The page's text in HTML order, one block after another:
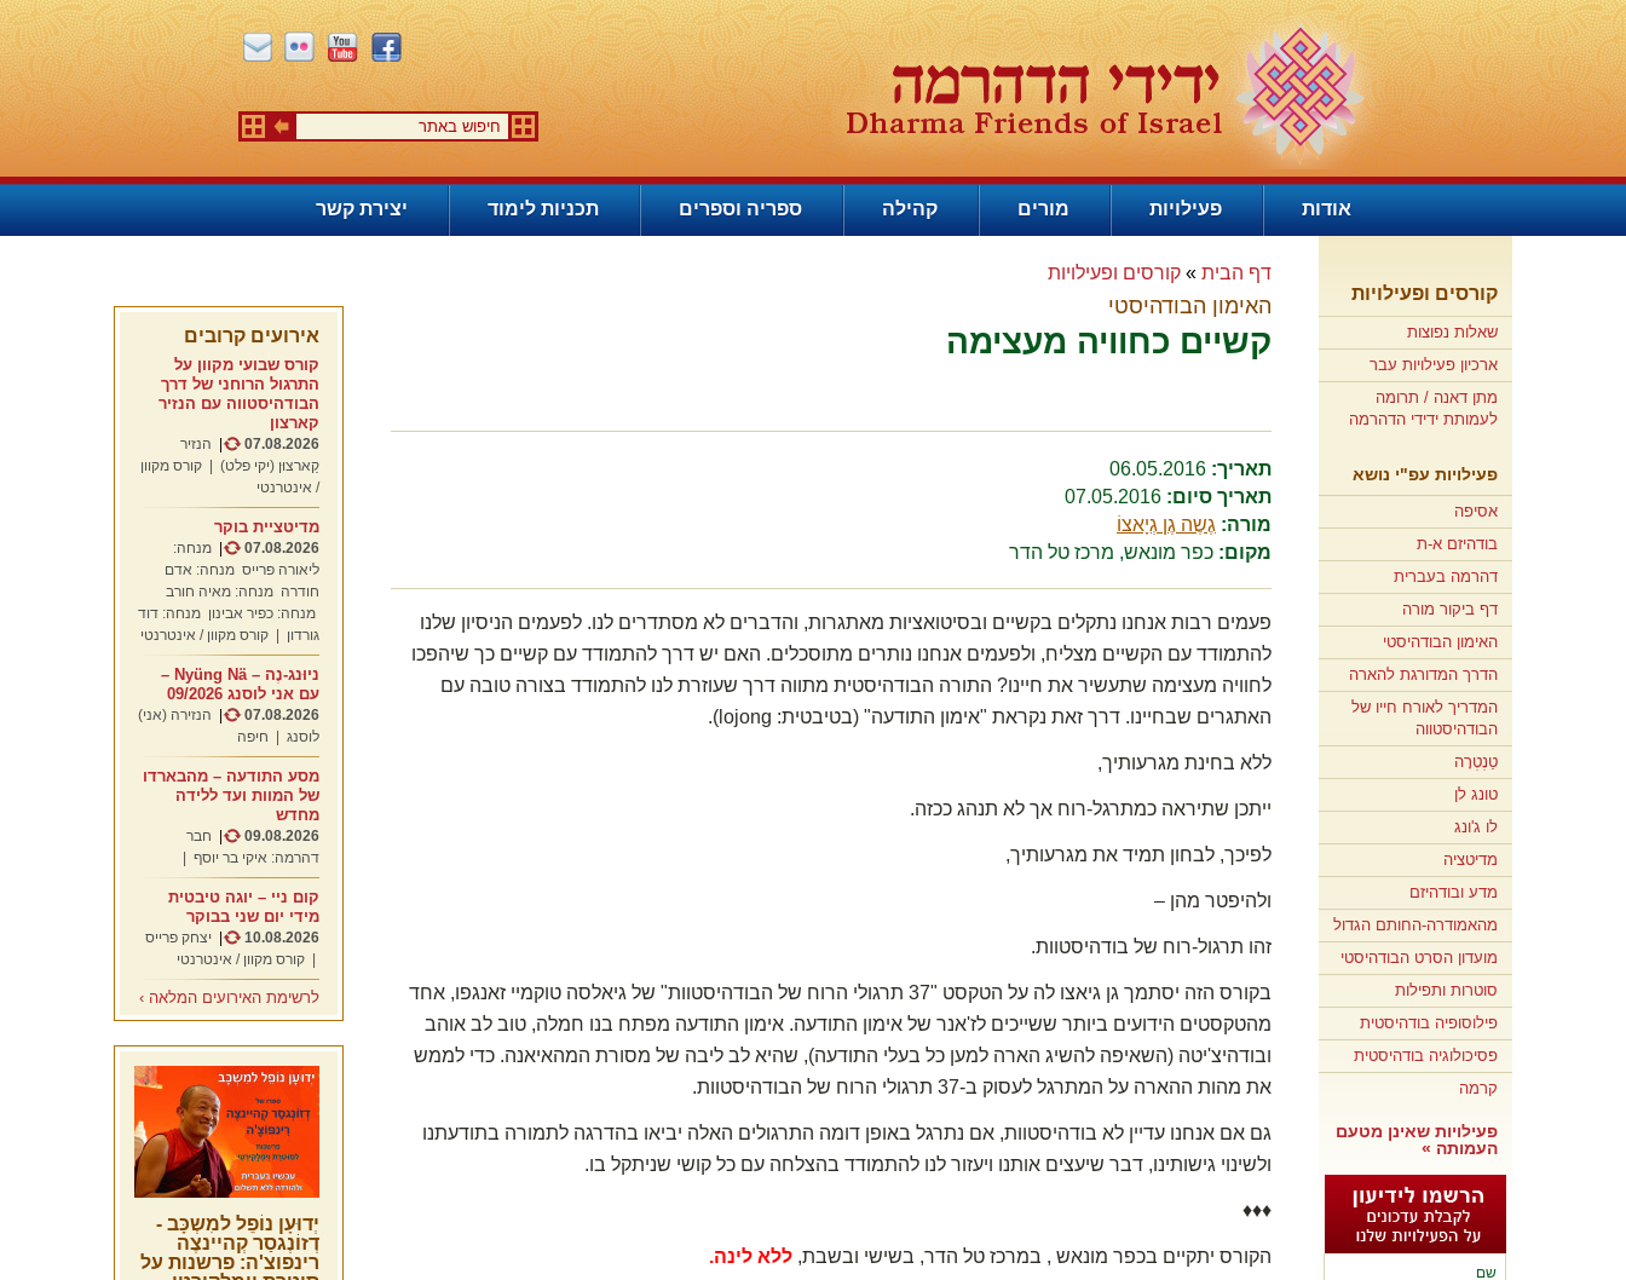
אודות פעילויות מורים קהילה ספריה וספרים תכניות לימוד יצירת קשר
קורסים ופעילויות
שאלות נפוצות
ארכיון פעילויות עבר
מתן דאנה / תרומה
לעמותת ידידי הדהרמה
פעילויות עפ"י נושא
אסיפה
בודהיזם א-ת
דהרמה בעברית
דף ביקור מורה
האימון הבודהיסטי
הדרך המדורגת להארה
המדריך לאורח חייו של
הבודהיסטווה
טַנְטְרָה
טונג לן
לו ג'ונג
מדיטציה
מדע ובודהיזם
מהאמודרה-החותם הגדול
מועדון הסרט הבודהיסטי
סוטרות ותפילות
פילוסופיה בודהיסטית
פסיכולוגיה בודהיסטית
קרמה
פעילויות שאינן מטעם
העמותה »
שם
דף הבית »קורסים ופעילויות
האימון הבודהיסטי
קשיים כחוויה מעצימה
תאריך: 06.05.2016
תאריך סיום: 07.05.2016
מורה: גֶשֶה גֶן גְיָאצוֹ
מקום: כפר מונאש, מרכז טל הדר
פעמים רבות אנחנו נתקלים בקשיים ובסיטואציות מאתגרות, והדברים לא מסתדרים לנו. לפעמים הניסיון שלנו
להתמודד עם הקשיים מצליח, ולפעמים אנחנו נותרים מתוסכלים. האם יש דרך להתמודד עם קשיים כך שיהפכו
לחוויה מעצימה שתעשיר את חיינו? התורה הבודהיסטית מתווה דרך שעוזרת לנו להתמודד בצורה טובה עם
האתגרים שבחיינו. דרך זאת נקראת "אימון התודעה" (בטיבטית: lojong).
ללא בחינת מגרעותיך,
ייתכן שתיראה כמתרגל-רוח אך לא תנהג ככזה.
לפיכך, לבחון תמיד את מגרעותיך,
ולהיפטר מהן –
זהו תרגול-רוח של בודהיסטוות.
בקורס הזה יסתמך גן גיאצו לה על הטקסט "37 תרגולי הרוח של הבודהיסטוות" של גיאלסה טוקמיי זאנגפו, אחד
מהטקסטים הידועים ביותר ששייכים לז'אנר של אימון התודעה. אימון התודעה מפתח בנו חמלה, טוב לב אוהב
ובודהיצ'יטה (השאיפה להשיג הארה למען כל בעלי התודעה), שהיא לב ליבה של מסורת המהאיאנה. כדי לממש
את מהות ההארה על המתרגל לעסוק ב-37 תרגולי הרוח של הבודהיסטוות.
גם אם אנחנו עדיין לא בודהיסטוות, אם נתרגל באופן דומה התרגולים האלה יביאו בהדרגה לתמורה בתודעתנו
ולשינוי גישותינו, דבר שיעצים אותנו ויעזור לנו להתמודד בהצלחה עם כל קושי שניתקל בו.
♦♦♦
הקורס יתקיים בכפר מונאש , במרכז טל הדר, בשישי ובשבת,ללא לינה.
אירועים קרובים
קורס שבועי מקוון על
התרגול הרוחני של דרך
הבודהיסטווה עם הנזיר
קארצון
07.08.2026
| הנזיר
קַארצוּן (יקי פלט)| קורס מקוון
/ אינטרנטי
מדיטציית בוקר
07.08.2026
| מנחה:
ליאורה פרייס מנחה: אדם
חודרה מנחה: מאיה חורב
מנחה: כפיר אבינון מנחה: דוד
גורדון | קורס מקוון / אינטרנטי
ניוּנג-נֶה – Nyüng Nä –
עם אני לוסנג 09/2026
07.08.2026
| הנזירה (אני)
לוסנג| חיפה
מסע התודעה – מהבארדו
של המוות ועד ללידה
מחדש
09.08.2026
| חבר
דהרמה: איקי בר יוסף|
קום ניי – יוגה טיבטית
מידי יום שני בבוקר
10.08.2026
| יצחק פרייס
| קורס מקוון / אינטרנטי
לרשימת האירועים המלאה ›
יְדוּעָן נוֹפֵל למִשְכָּב -
דְזוֹנְגסַר קְהיינצֶה
רינפוצ'ה: פרשנות על